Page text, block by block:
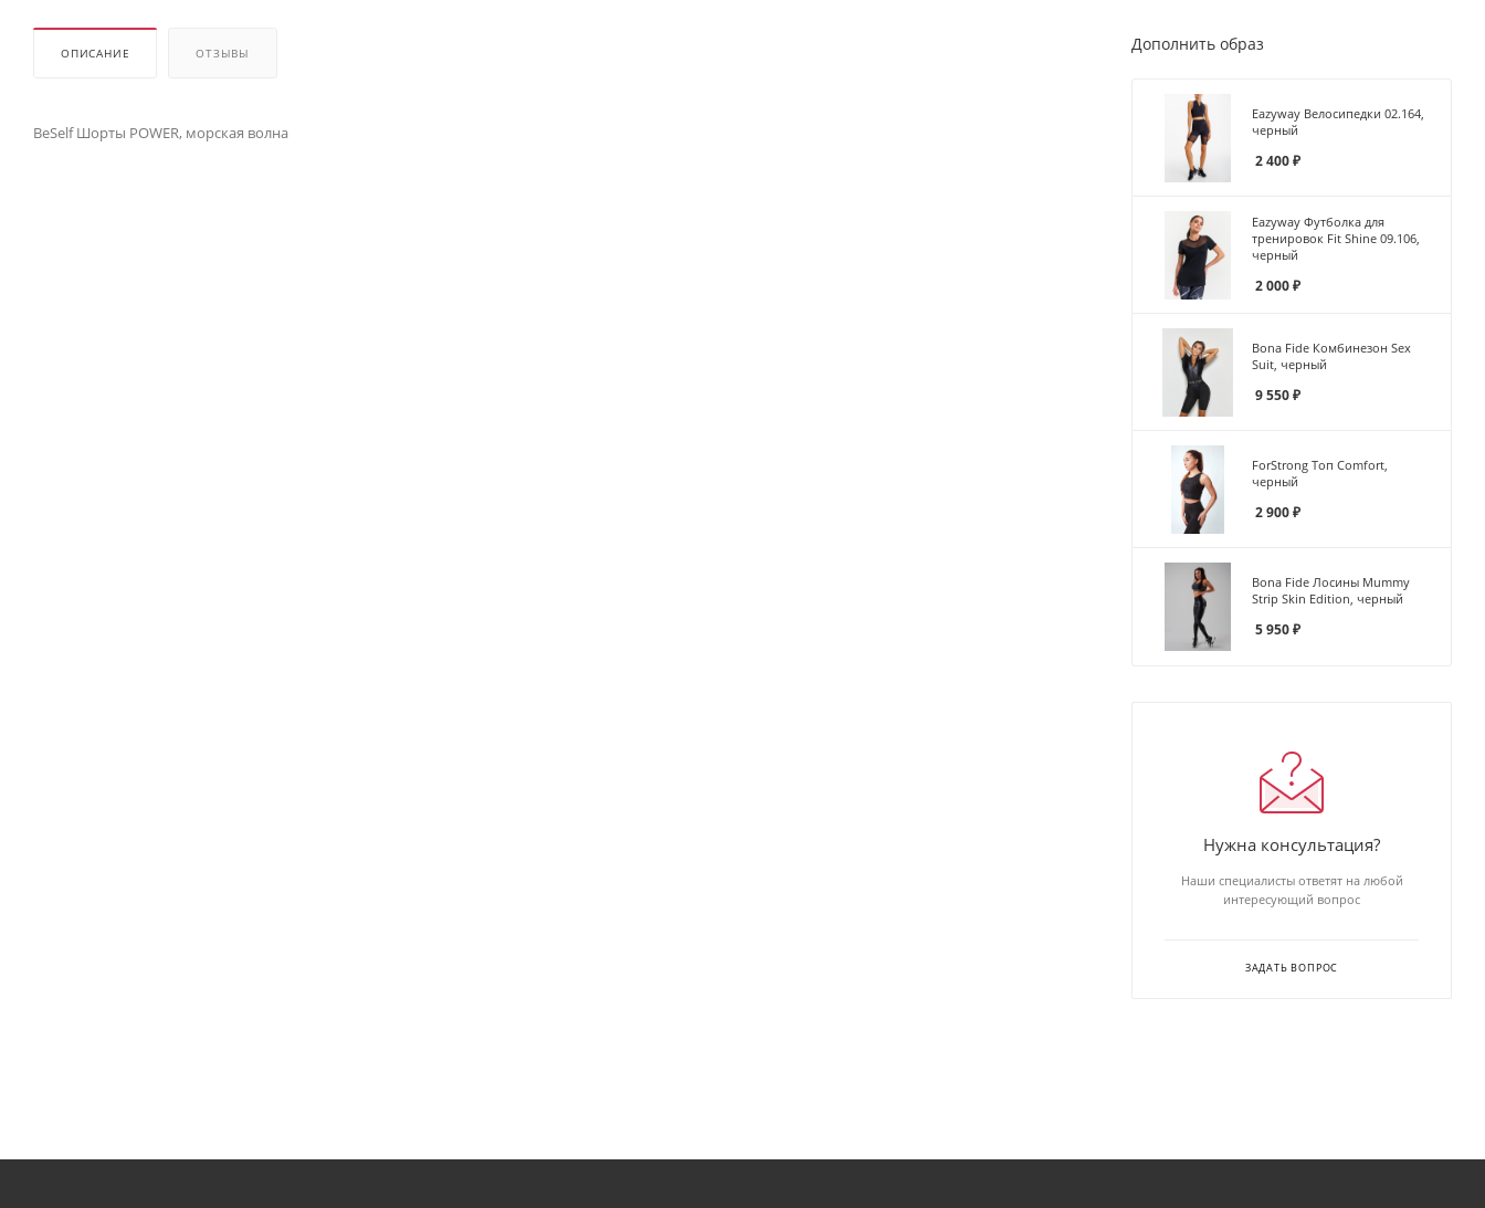
ОПИСАНИЕ ОТЗЫВЫ
BeSelf Шорты POWER, морская волна
Дополнить образ
Eazyway Велосипедки 02.164,
черный
2 400₽
Eazyway Футболка для
тренировок Fit Shine 09.106,
черный
2 000₽
Bona Fide Комбинезон Sex
Suit, черный
9 550₽
ForStrong Топ Comfort,
черный
2 900₽
Bona Fide Лосины Mummy
Strip Skin Edition, черный
5 950₽
Нужна консультация?
Наши специалисты ответят на любой
интересующий вопрос
ЗАДАТЬ ВОПРОС